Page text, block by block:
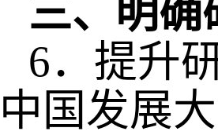
三、明确
6．提升
中国发展